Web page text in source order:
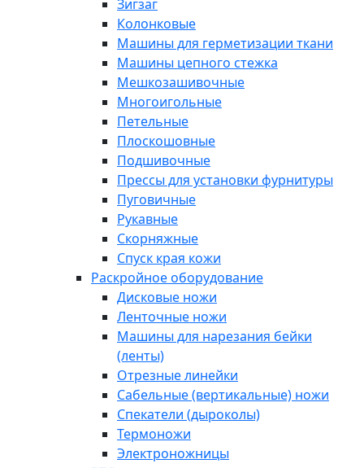
Зигзаг
Колонковые
Машины для герметизации ткани
Машины цепного стежка
Мешкозашивочные
Многоигольные
Петельные
Плоскошовные
Подшивочные
Прессы для установки фурнитуры
Пуговичные
Рукавные
Скорняжные
Спуск края кожи
Раскройное оборудование
Дисковые ножи
Ленточные ножи
Машины для нарезания бейки
(ленты)
Отрезные линейки
Сабельные (вертикальные) ножи
Спекатели (дыроколы)
Термоножи
Электроножницы